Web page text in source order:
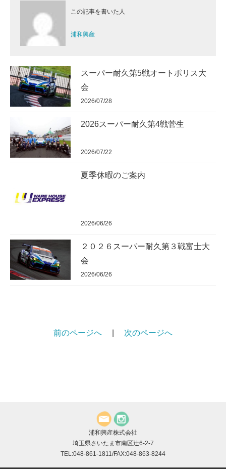
この記事を書いた人
浦和興産
スーパー耐久第5戦オートポリス大
会
2026/07/28
2026スーパー耐久第4戦菅生
2026/07/22
夏季休暇のご案内
2026/06/26
２０２６スーパー耐久第３戦富士大
会
2026/06/26
前のページへ 次のページへ
浦和興産株式会社
埼玉県さいたま市南区辻6-2-7
TEL:048-861-1811/FAX:048-863-8244